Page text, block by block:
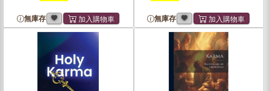
無庫存 無庫存